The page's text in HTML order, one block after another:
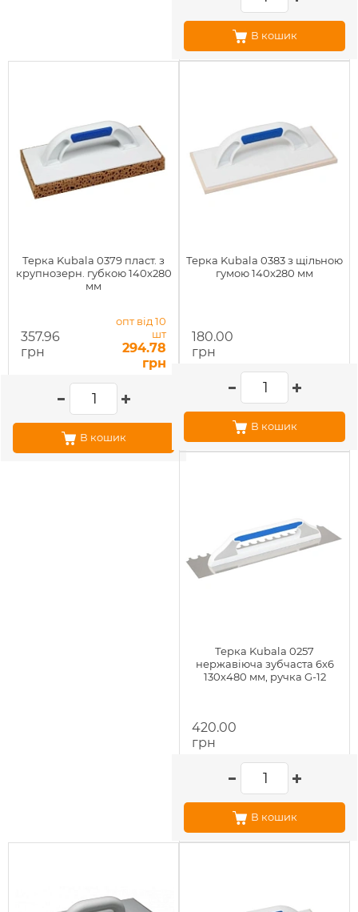
В кошик
Терка Kubala 0379 пласт. з
крупнозерн. губкою 140х280
мм
357.96
грн
опт від 10
шт
294.78
грн
В кошик
Терка Kubala 0383 з щільною
гумою 140х280 мм
180.00
грн
В кошик
Терка Kubala 0257
нержавіюча зубчаста 6x6
130х480 мм, ручка G-12
420.00
грн
В кошик